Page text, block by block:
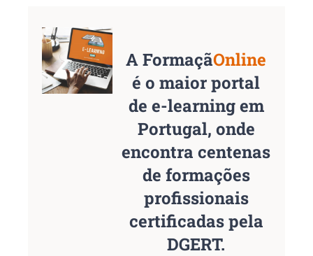
A FormaçãOnline
é o maior portal
de e-learning em
Portugal, onde
encontra centenas
de formações
profissionais
certificadas pela
DGERT.